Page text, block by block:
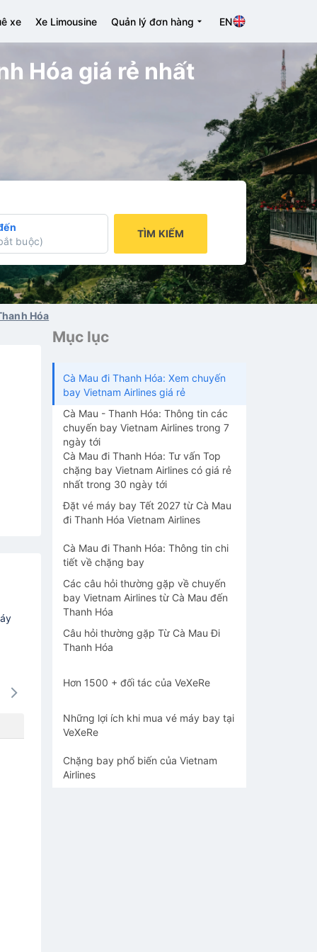
xe Xe Limousine Quản lý đơn hàng EN
Hóa giá rẻ nhất
buộc)
TÌM KIẾM
Hóa
17/08
18/08
Mục lục
Cà Mau đi Thanh Hóa: Xem chuyến
bay Vietnam Airlines giá rẻ
Cà Mau - Thanh Hóa: Thông tin các
chuyến bay Vietnam Airlines trong 7
ngày tới
Cà Mau đi Thanh Hóa: Tư vấn Top
chặng bay Vietnam Airlines có giá rẻ
nhất trong 30 ngày tới
Đặt vé máy bay Tết 2027 từ Cà Mau
đi Thanh Hóa Vietnam Airlines
Cà Mau đi Thanh Hóa: Thông tin chi
tiết về chặng bay
Các câu hỏi thường gặp về chuyến
bay Vietnam Airlines từ Cà Mau đến
Thanh Hóa
Câu hỏi thường gặp Từ Cà Mau Đi
Thanh Hóa
Hơn 1500 + đối tác của VeXeRe
Những lợi ích khi mua vé máy bay tại
VeXeRe
Chặng bay phổ biến của Vietnam
Airlines